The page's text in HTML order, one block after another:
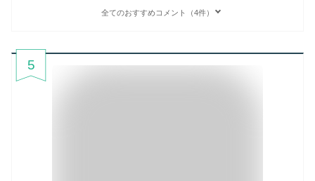
全てのおすすめコメント（4件）
5